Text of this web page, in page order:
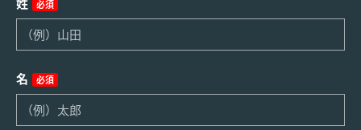
必須
名 必須